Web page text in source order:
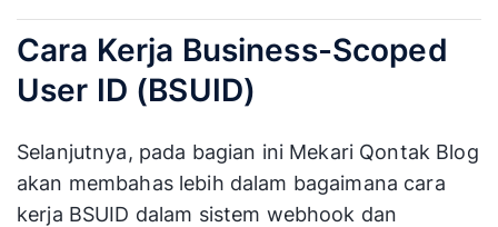
Cara Kerja Business-Scoped
User ID (BSUID)
Selanjutnya, pada bagian ini Mekari Qontak Blog
akan membahas lebih dalam bagaimana cara
kerja BSUID dalam sistem webhook dan